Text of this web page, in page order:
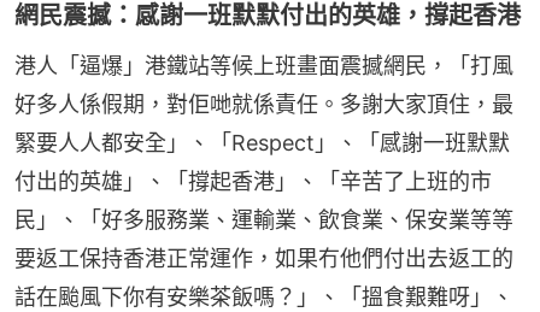
網民震撼：感謝一班默默付出的英雄，撐起香港
港人「逼爆」港鐵站等候上班畫面震撼網民，「打風
好多人係假期，對佢哋就係責任。多謝大家頂住，最
緊要人人都安全」、「Respect」、「感謝一班默默
付出的英雄」、「撐起香港」、「辛苦了上班的市
民」、「好多服務業、運輸業、飲食業、保安業等等
要返工保持香港正常運作，如果冇他們付出去返工的
話在颱風下你有安樂茶飯嗎？」、「搵食艱難呀」、